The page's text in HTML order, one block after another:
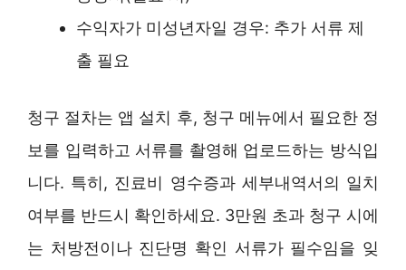
수익자가 미성년자일 경우: 추가 서류 제
출 필요
청구 절차는 앱 설치 후, 청구 메뉴에서 필요한 정
보를 입력하고 서류를 촬영해 업로드하는 방식입
니다. 특히, 진료비 영수증과 세부내역서의 일치
여부를 반드시 확인하세요. 3만원 초과 청구 시에
는 처방전이나 진단명 확인 서류가 필수임을 잊